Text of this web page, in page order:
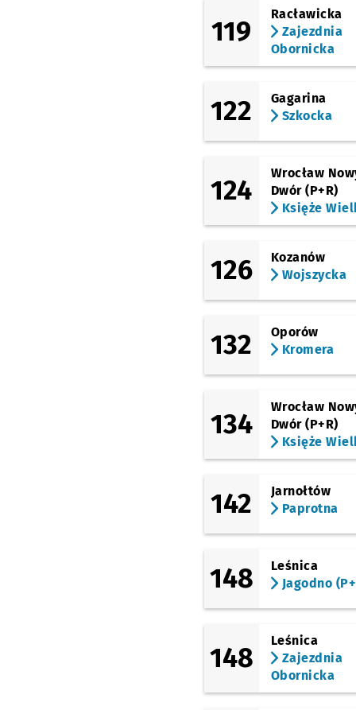
(Na Ostatnim Groszu)
Na Ostatnim Groszu
(Legnicka)
Kwiska
(Popowicka)
Wejherowska (Hala
Orbita)
(Milenijna)
Orbita) NŻPrzystanek na
(most Milenijny)
Most Milenijny NŻ
Osobowicka
(Cmentarz)
(Łużycka)
Różanka
(Obornicka)
Bezpieczna
Paprotna NŻPrzystanek
(Obornicka)
119
Racławicka
Zajezdnia
Obornicka
122
Gagarina
Szkocka
124
Wrocław
Dwór (P+R)
Księże
126
Kozanów
Wojszycka
132
Oporów
Kromera
134
Wrocław
Dwór (P+R)
Księże
142
Jarnołtów
Paprotna
148
Leśnica
Jagodno
148
Leśnica
Zajezdnia
Obornicka